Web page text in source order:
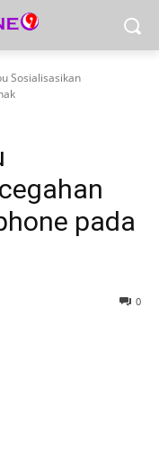
Sosialisasikan
pada
0